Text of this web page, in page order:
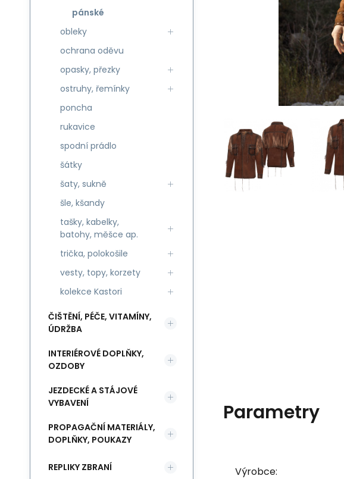
Parametry
Výrobce:
pánské
obleky
ochrana oděvu
opasky, přezky
ostruhy, řemínky
poncha
rukavice
spodní prádlo
šátky
šaty, sukně
šle, kšandy
tašky, kabelky,
batohy, měšce ap.
trička, polokošile
vesty, topy, korzety
kolekce Kastori
ČIŠTĚNÍ, PÉČE, VITAMÍNY,
ÚDRŽBA
INTERIÉROVÉ DOPLŇKY,
OZDOBY
JEZDECKÉ A STÁJOVÉ
VYBAVENÍ
PROPAGAČNÍ MATERIÁLY,
DOPLŇKY, POUKAZY
REPLIKY ZBRANÍ